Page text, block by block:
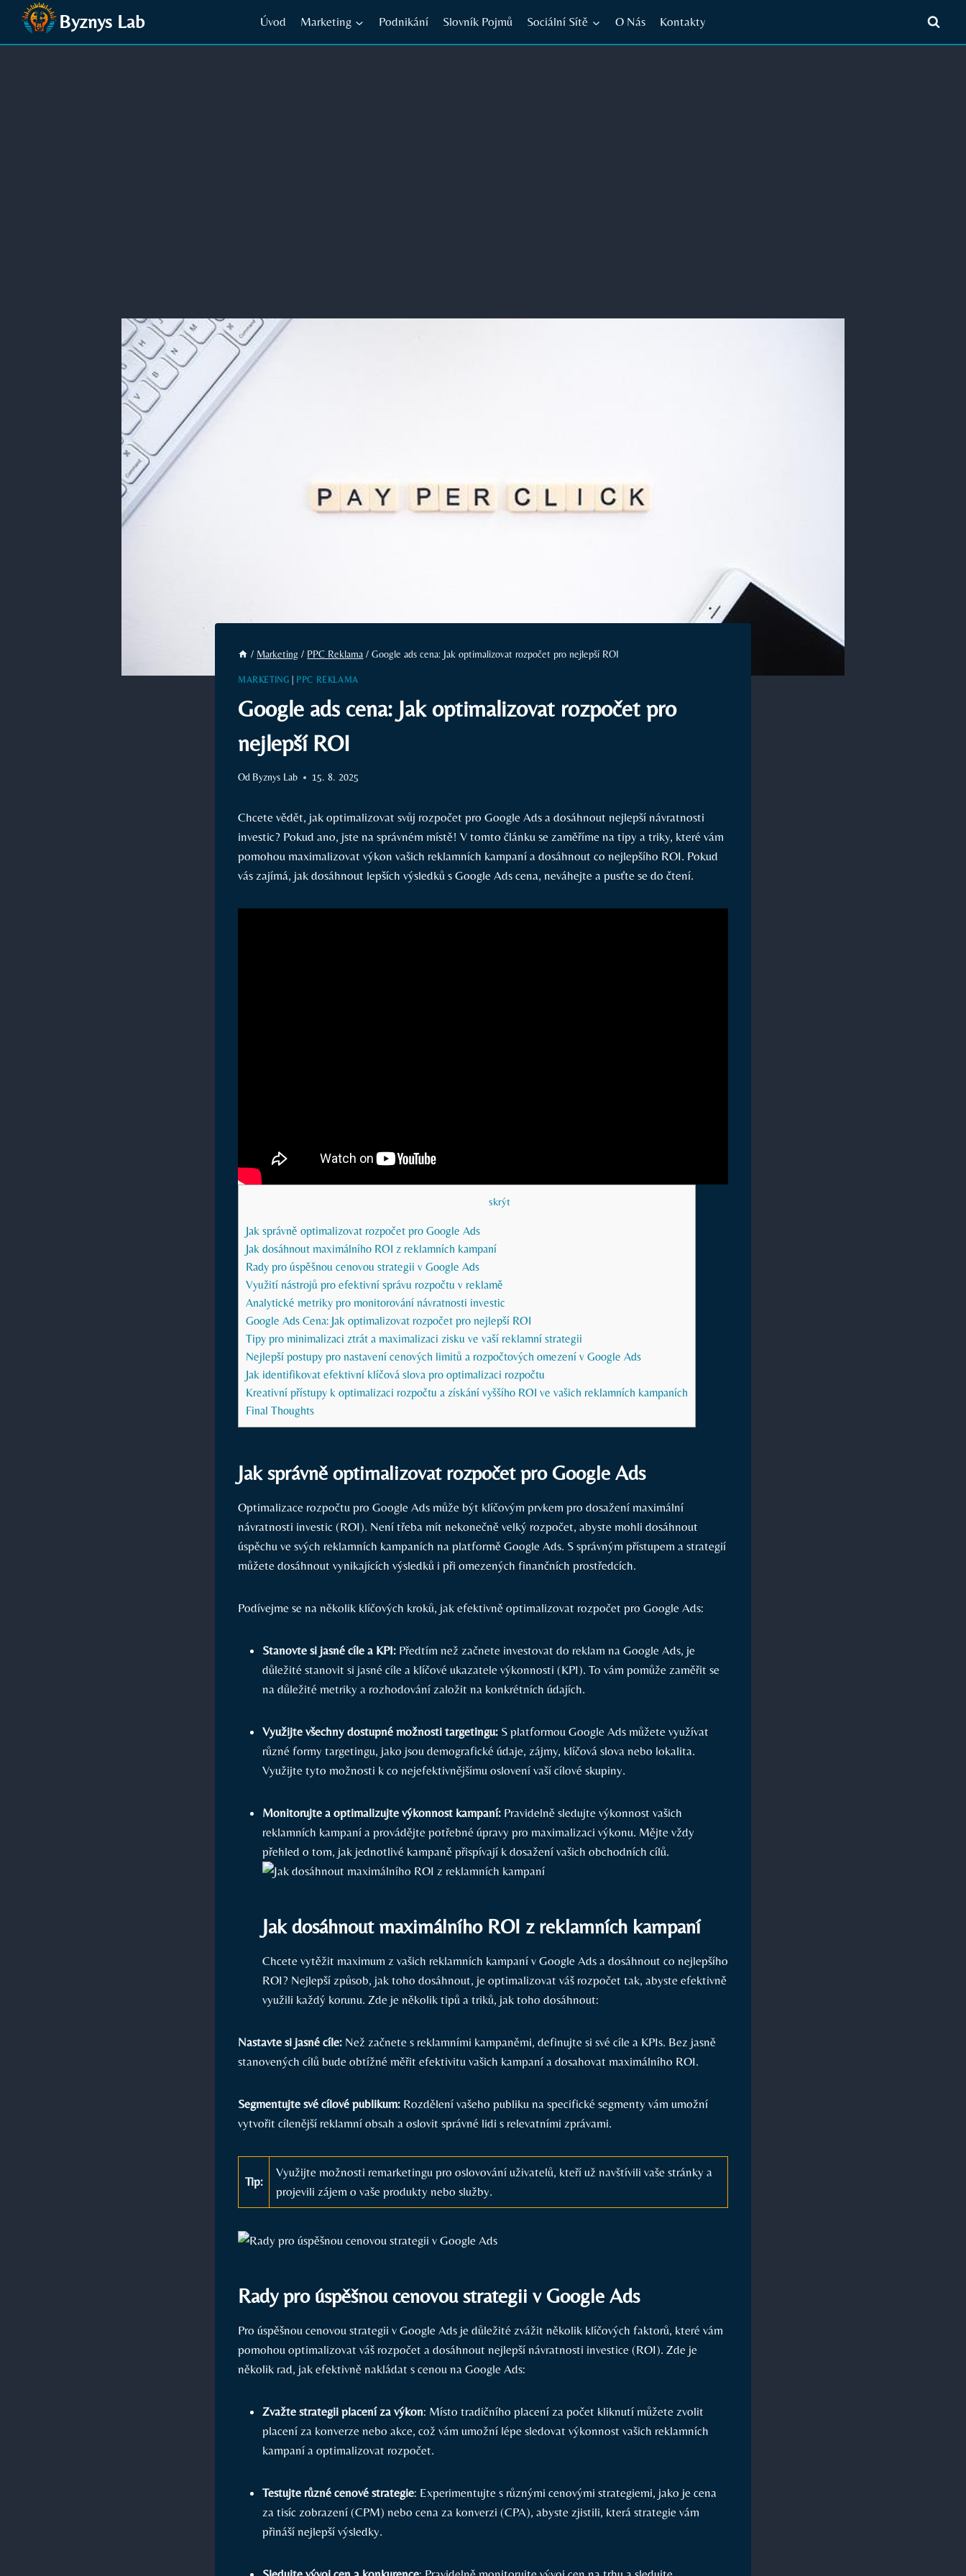
Přeskočit
obsah
Byznys Lab Úvod Marketing Podnikání Slovník Pojmů Sociální Sítě O Nás Kontakty
/ Marketing / PPC Reklama / Google ads cena: Jak optimalizovat rozpočet pro nejlepší ROI
MARKETING PPC REKLAMA
Google ads cena: Jak optimalizovat rozpočet pro
nejlepší ROI
Od Byznys Lab 15. 8. 2025
Chcete vědět, jak optimalizovat svůj rozpočet pro Google Ads a dosáhnout nejlepší návratnosti
investic? Pokud ano, jste na správném místě! V tomto článku se zaměříme na tipy a triky, které vám
pomohou maximalizovat výkon vašich reklamních kampaní a dosáhnout co nejlepšího ROI. Pokud
vás zajímá, jak dosáhnout lepších výsledků s Google Ads cena, neváhejte a pusťte se do čtení.
skrýt
Jak správně optimalizovat rozpočet pro Google Ads
Jak dosáhnout maximálního ROI z reklamních kampaní
Rady pro úspěšnou cenovou strategii v Google Ads
Využití nástrojů pro efektivní správu rozpočtu v reklamě
Analytické metriky pro monitorování návratnosti investic
Google Ads Cena: Jak optimalizovat rozpočet pro nejlepší ROI
Tipy pro minimalizaci ztrát a maximalizaci zisku ve vaší reklamní strategii
Nejlepší postupy pro nastavení cenových limitů a rozpočtových omezení v Google Ads
Jak identifikovat efektivní klíčová slova pro optimalizaci rozpočtu
Kreativní přístupy k optimalizaci rozpočtu a získání vyššího ROI ve vašich reklamních kampaních
Final Thoughts
Jak správně optimalizovat rozpočet pro Google Ads
Optimalizace rozpočtu pro Google Ads může být klíčovým prvkem pro dosažení maximální
návratnosti investic (ROI). Není třeba mít nekonečně velký rozpočet, abyste mohli dosáhnout
úspěchu ve svých reklamních kampaních na platformě Google Ads. S správným přístupem a strategií
můžete dosáhnout vynikajících výsledků i při omezených finančních prostředcích.
Podívejme se na několik klíčových kroků, jak efektivně optimalizovat rozpočet pro Google Ads:
Stanovte si jasné cíle a KPI: Předtím než začnete investovat do reklam na Google Ads, je
důležité stanovit si jasné cíle a klíčové ukazatele výkonnosti (KPI). To vám pomůže zaměřit se
na důležité metriky a rozhodování založit na konkrétních údajích.
Využijte všechny dostupné možnosti targetingu: S platformou Google Ads můžete využívat
různé formy targetingu, jako jsou demografické údaje, zájmy, klíčová slova nebo lokalita.
Využijte tyto možnosti k co nejefektivnějšímu oslovení vaší cílové skupiny.
Monitorujte a optimalizujte výkonnost kampaní: Pravidelně sledujte výkonnost vašich
reklamních kampaní a provádějte potřebné úpravy pro maximalizaci výkonu. Mějte vždy
přehled o tom, jak jednotlivé kampaně přispívají k dosažení vašich obchodních cílů.
Jak dosáhnout maximálního ROI z reklamních kampaní
Chcete vytěžit maximum z vašich reklamních kampaní v Google Ads a dosáhnout co nejlepšího
ROI? Nejlepší způsob, jak toho dosáhnout, je optimalizovat váš rozpočet tak, abyste efektivně
využili každý korunu. Zde je několik tipů a triků, jak toho dosáhnout:
Nastavte si jasné cíle: Než začnete s reklamními kampaněmi, definujte si své cíle a KPIs. Bez jasně
stanovených cílů bude obtížné měřit efektivitu vašich kampaní a dosahovat maximálního ROI.
Segmentujte své cílové publikum: Rozdělení vašeho publiku na specifické segmenty vám umožní
vytvořit cílenější reklamní obsah a oslovit správné lidi s relevatními zprávami.
Tip:
Využijte možnosti remarketingu pro oslovování uživatelů, kteří už navštívili vaše stránky a
projevili zájem o vaše produkty nebo služby.
Rady pro úspěšnou cenovou strategii v Google Ads
Pro úspěšnou cenovou strategii v Google Ads je důležité zvážit několik klíčových faktorů, které vám
pomohou optimalizovat váš rozpočet a dosáhnout nejlepší návratnosti investice (ROI). Zde je
několik rad, jak efektivně nakládat s cenou na Google Ads:
Zvažte strategii placení za výkon: Místo tradičního placení za počet kliknutí můžete zvolit
placení za konverze nebo akce, což vám umožní lépe sledovat výkonnost vašich reklamních
kampaní a optimalizovat rozpočet.
Testujte různé cenové strategie: Experimentujte s různými cenovými strategiemi, jako je cena
za tisíc zobrazení (CPM) nebo cena za konverzi (CPA), abyste zjistili, která strategie vám
přináší nejlepší výsledky.